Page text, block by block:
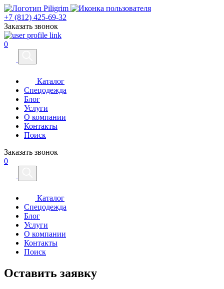
+7 (812) 425-69-32
Заказать звонок
0
Каталог
Спецодежда
Блог
Услуги
О компании
Контакты
Поиск
Заказать звонок
0
Каталог
Спецодежда
Блог
Услуги
О компании
Контакты
Поиск
Оставить заявку